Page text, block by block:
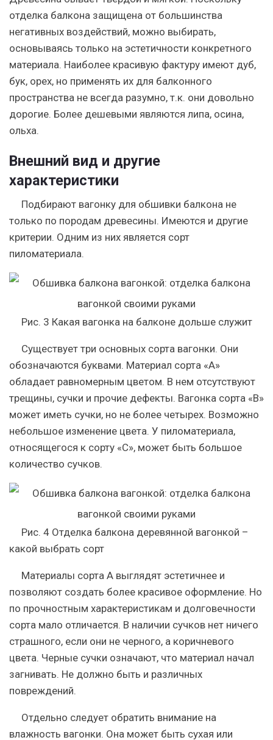
отделка балкона защищена от большинства
негативных воздействий, можно выбирать,
основываясь только на эстетичности конкретного
материала. Наиболее красивую фактуру имеют дуб,
бук, орех, но применять их для балконного
пространства не всегда разумно, т.к. они довольно
дорогие. Более дешевыми являются липа, осина,
ольха.
Внешний вид и другие
характеристики
Подбирают вагонку для обшивки балкона не
только по породам древесины. Имеются и другие
критерии. Одним из них является сорт
пиломатериала.
Рис. 3 Какая вагонка на балконе дольше служит
Существует три основных сорта вагонки. Они
обозначаются буквами. Материал сорта «А»
обладает равномерным цветом. В нем отсутствуют
трещины, сучки и прочие дефекты. Вагонка сорта «В»
может иметь сучки, но не более четырех. Возможно
небольшое изменение цвета. У пиломатериала,
относящегося к сорту «С», может быть большое
количество сучков.
Рис. 4 Отделка балкона деревянной вагонкой –
какой выбрать сорт
Материалы сорта А выглядят эстетичнее и
позволяют создать более красивое оформление. Но
по прочностным характеристикам и долговечности
сорта мало отличается. В наличии сучков нет ничего
страшного, если они не черного, а коричневого
цвета. Черные сучки означают, что материал начал
загнивать. Не должно быть и различных
повреждений.
Отдельно следует обратить внимание на
влажность вагонки. Она может быть сухая или